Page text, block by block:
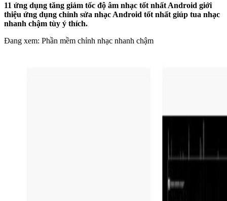
11 ứng dụng tăng giảm tốc độ âm nhạc tốt nhất Android giới
thiệu ứng dụng chỉnh sửa nhạc Android tốt nhất giúp tua nhạc
nhanh chậm tùy ý thích.
Đang xem: Phần mềm chỉnh nhạc nhanh chậm